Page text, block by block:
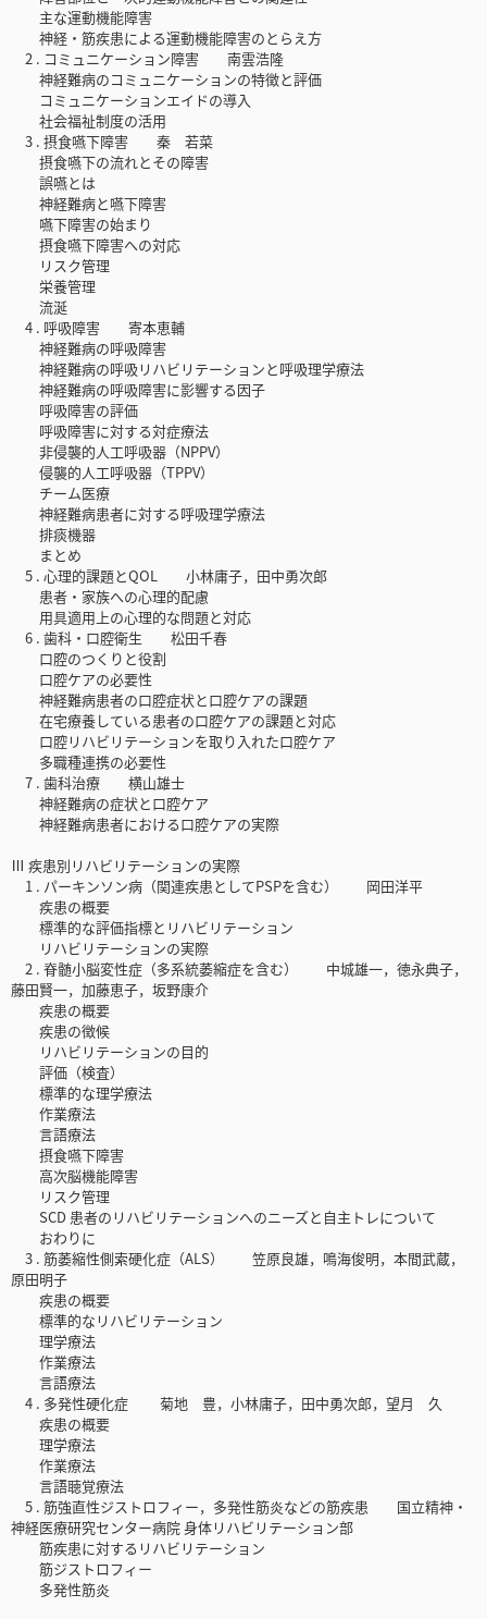
主な運動機能障害
神経・筋疾患による運動機能障害のとらえ方
2 . コミュニケーション障害 南雲浩隆
神経難病のコミュニケーションの特徴と評価
コミュニケーションエイドの導入
社会福祉制度の活用
3 . 摂食嚥下障害 秦 若菜
摂食嚥下の流れとその障害
誤嚥とは
神経難病と嚥下障害
嚥下障害の始まり
摂食嚥下障害への対応
リスク管理
栄養管理
流涎
4 . 呼吸障害 寄本恵輔
神経難病の呼吸障害
神経難病の呼吸リハビリテーションと呼吸理学療法
神経難病の呼吸障害に影響する因子
呼吸障害の評価
呼吸障害に対する対症療法
非侵襲的人工呼吸器（NPPV）
侵襲的人工呼吸器（TPPV）
チーム医療
神経難病患者に対する呼吸理学療法
排痰機器
まとめ
5 . 心理的課題とQOL 小林庸子，田中勇次郎
患者・家族への心理的配慮
用具適用上の心理的な問題と対応
6 . 歯科・口腔衛生 松田千春
口腔のつくりと役割
口腔ケアの必要性
神経難病患者の口腔症状と口腔ケアの課題
在宅療養している患者の口腔ケアの課題と対応
口腔リハビリテーションを取り入れた口腔ケア
多職種連携の必要性
7 . 歯科治療 横山雄士
神経難病の症状と口腔ケア
神経難病患者における口腔ケアの実際
Ⅲ 疾患別リハビリテーションの実際
1 . パーキンソン病（関連疾患としてPSPを含む） 岡田洋平
疾患の概要
標準的な評価指標とリハビリテーション
リハビリテーションの実際
2 . 脊髄小脳変性症（多系統萎縮症を含む） 中城雄一，徳永典子，
藤田賢一，加藤恵子，坂野康介
疾患の概要
疾患の徴候
リハビリテーションの目的
評価（検査）
標準的な理学療法
作業療法
言語療法
摂食嚥下障害
高次脳機能障害
リスク管理
SCD 患者のリハビリテーションへのニーズと自主トレについて
おわりに
3 . 筋萎縮性側索硬化症（ALS） 笠原良雄，鳴海俊明，本間武蔵，
原田明子
疾患の概要
標準的なリハビリテーション
理学療法
作業療法
言語療法
4 . 多発性硬化症 菊地 豊，小林庸子，田中勇次郎，望月 久
疾患の概要
理学療法
作業療法
言語聴覚療法
5 . 筋強直性ジストロフィー，多発性筋炎などの筋疾患 国立精神・
神経医療研究センター病院 身体リハビリテーション部
筋疾患に対するリハビリテーション
筋ジストロフィー
多発性筋炎